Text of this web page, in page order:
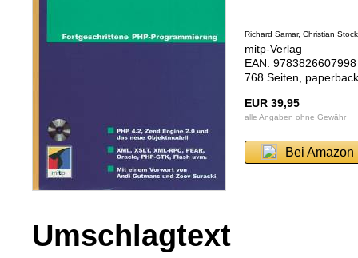
Richard Samar, Christian
mitp-Verlag
EAN:
768 Seiten,
EUR 39,95
alle Angaben ohne Gewähr
Bei Amazon
Umschlagtext